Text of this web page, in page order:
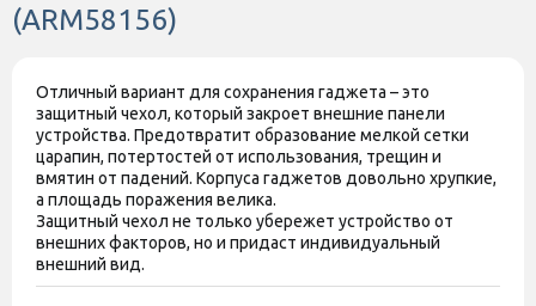
(ARM58156)
Отличный вариант для сохранения гаджета – это
защитный чехол, который закроет внешние панели
устройства. Предотвратит образование мелкой сетки
царапин, потертостей от использования, трещин и
вмятин от падений. Корпуса гаджетов довольно хрупкие,
а площадь поражения велика.
Защитный чехол не только убережет устройство от
внешних факторов, но и придаст индивидуальный
внешний вид.